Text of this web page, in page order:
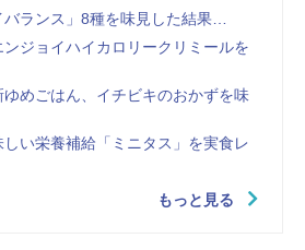
ランス」8種を味見した結果…
ンジョイハイカロリークリミールを
めごはん、イチビキのおかずを味
い栄養補給「ミニタス」を実食レ
もっと見る